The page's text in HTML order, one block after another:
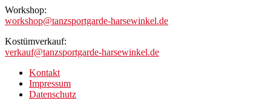
Workshop:
workshop@tanzsportgarde-harsewinkel.de
Kostümverkauf:
verkauf@tanzsportgarde-harsewinkel.de
Kontakt
Impressum
Datenschutz